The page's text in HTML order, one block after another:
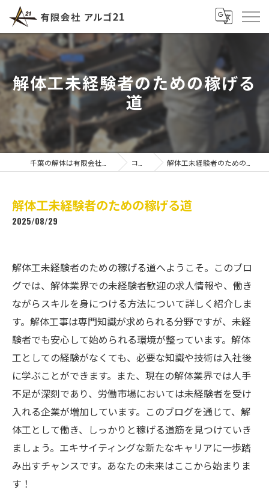
解体工未経験者のための稼げる
道
コラム 解体工未経験者のための稼げる道
解体工未経験者のための稼げる道
2025/08/29
解体工未経験者のための稼げる道へようこそ。このブロ
グでは、解体業界での未経験者歓迎の求人情報や、働き
ながらスキルを身につける方法について詳しく紹介しま
す。解体工事は専門知識が求められる分野ですが、未経
験者でも安心して始められる環境が整っています。解体
工としての経験がなくても、必要な知識や技術は入社後
に学ぶことができます。また、現在の解体業界では人手
不足が深刻であり、労働市場においては未経験者を受け
入れる企業が増加しています。このブログを通じて、解
体工として働き、しっかりと稼げる道筋を見つけていき
ましょう。エキサイティングな新たなキャリアに一歩踏
み出すチャンスです。あなたの未来はここから始まりま
す！